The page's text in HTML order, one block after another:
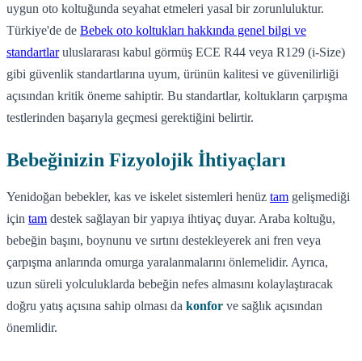
uygun oto koltuğunda seyahat etmeleri yasal bir zorunluluktur.
Türkiye'de de Bebek oto koltukları hakkında genel bilgi ve
standartlaruluslararası kabul görmüş ECE R44 veya R129 (i-Size)
gibi güvenlik standartlarına uyum, ürünün kalitesi ve güvenilirliği
açısından kritik öneme sahiptir. Bu standartlar, koltukların çarpışma
testlerinden başarıyla geçmesi gerektiğini belirtir.
Bebeğinizin Fizyolojik İhtiyaçları
Yenidoğan bebekler, kas ve iskelet sistemleri henüz tam gelişmediği
için tam destek sağlayan bir yapıya ihtiyaç duyar. Araba koltuğu,
bebeğin başını, boynunu ve sırtını destekleyerek ani fren veya
çarpışma anlarında omurga yaralanmalarını önlemelidir. Ayrıca,
uzun süreli yolculuklarda bebeğin nefes almasını kolaylaştıracak
doğru yatış açısına sahip olması da konfor ve sağlık açısından
önemlidir.